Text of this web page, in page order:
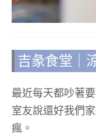
吉彖食堂｜
最近每天都吵著
室友說還好我們
瘋。